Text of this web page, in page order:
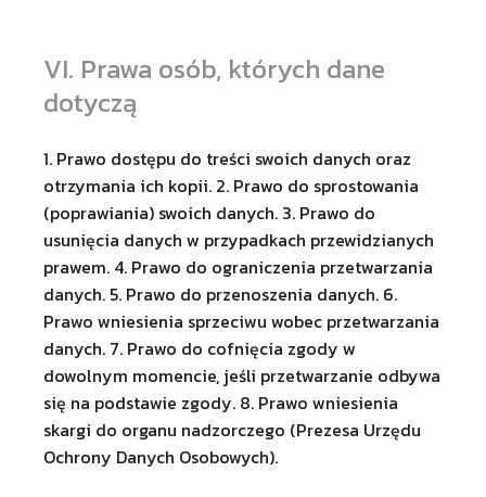
VI. Prawa osób, których dane
dotyczą
1. Prawo dostępu do treści swoich danych oraz
otrzymania ich kopii. 2. Prawo do sprostowania
(poprawiania) swoich danych. 3. Prawo do
usunięcia danych w przypadkach przewidzianych
prawem. 4. Prawo do ograniczenia przetwarzania
danych. 5. Prawo do przenoszenia danych. 6.
Prawo wniesienia sprzeciwu wobec przetwarzania
danych. 7. Prawo do cofnięcia zgody w
dowolnym momencie, jeśli przetwarzanie odbywa
się na podstawie zgody. 8. Prawo wniesienia
skargi do organu nadzorczego (Prezesa Urzędu
Ochrony Danych Osobowych).